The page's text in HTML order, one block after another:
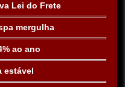
Lei do Frete
mergulha
ao ano
estável